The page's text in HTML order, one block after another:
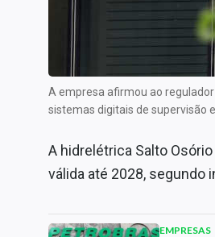
A empresa afirmou ao
sistemas digitais de supervisão
A hidrelétrica Salto
válida até 2028, segundo
EMPRESAS